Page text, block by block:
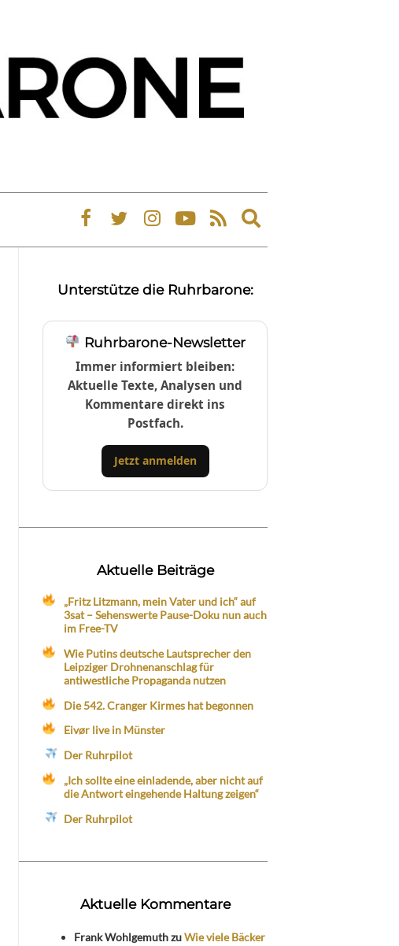
Expand
search
Unterstütze die Ruhrbarone:
Ruhrbarone-Newsletter
Immer informiert bleiben:
Aktuelle Texte, Analysen und
Kommentare direkt ins
Postfach.
Jetzt anmelden
Aktuelle Beiträge
„Fritz Litzmann, mein Vater und ich“ auf
3sat – Sehenswerte Pause-Doku nun auch
im Free-TV
Wie Putins deutsche Lautsprecher den
Leipziger Drohnenanschlag für
antiwestliche Propaganda nutzen
Die 542. Cranger Kirmes hat begonnen
Eivør live in Münster
Der Ruhrpilot
„Ich sollte eine einladende, aber nicht auf
die Antwort eingehende Haltung zeigen“
Der Ruhrpilot
Aktuelle Kommentare
Frank WohlgemuthzuWie viele Bäcker